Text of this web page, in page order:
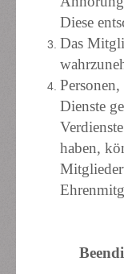
Diese
Das
Dienste
haben,